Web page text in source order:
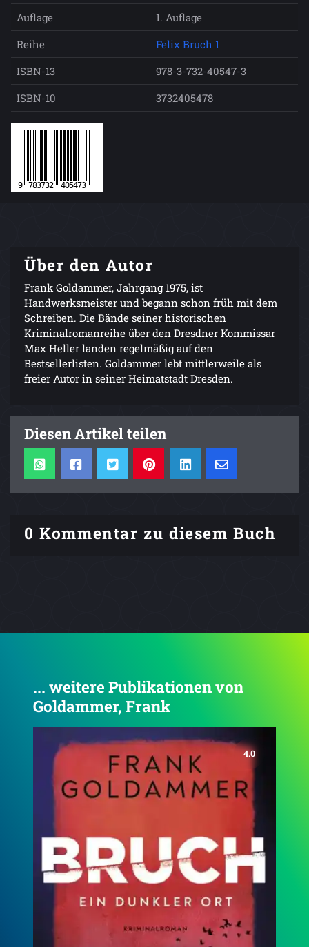
Auflage
1. Auflage
Reihe
Felix Bruch 1
ISBN-13
978-3-732-40547-3
ISBN-10
3732405478
Über den Autor
Frank Goldammer, Jahrgang 1975, ist
Handwerksmeister und begann schon früh mit dem
Schreiben. Die Bände seiner historischen
Kriminalromanreihe über den Dresdner Kommissar
Max Heller landen regelmäßig auf den
Bestsellerlisten. Goldammer lebt mittlerweile als
freier Autor in seiner Heimatstadt Dresden.
Diesen Artikel teilen
0 Kommentar zu diesem Buch
... weitere Publikationen von
Goldammer, Frank
4.4